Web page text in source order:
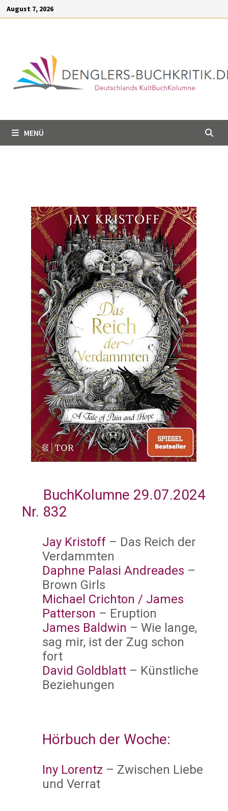
springen
August 7, 2026
MENÜ
BuchKolumne 29.07.2024
Nr. 832
Jay Kristoff – Das Reich der
Verdammten
Daphne Palasi Andreades –
Brown Girls
Michael Crichton / James
Patterson – Eruption
James Baldwin – Wie lange,
sag mir, ist der Zug schon
fort
David Goldblatt – Künstliche
Beziehungen
Hörbuch der Woche:
Iny Lorentz – Zwischen Liebe
und Verrat